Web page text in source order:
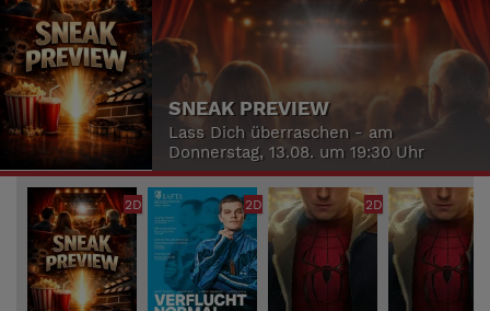
SNEAK PREVIEW
Lass Dich überraschen - am
Donnerstag, 13.08. um 19:30 Uhr
2D 2D 2D